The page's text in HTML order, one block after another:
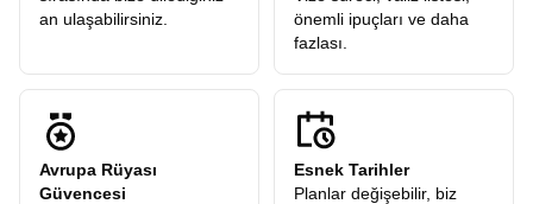
an ulaşabilirsiniz.
önemli ipuçları ve daha
fazlası.
Avrupa Rüyası
Güvencesi
Esnek Tarihler
Planlar değişebilir, biz